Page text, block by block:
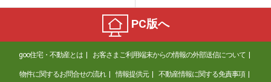
PC版へ
goo住宅・不動産とは お客さまご利用端末からの情報の外部送信について
物件に関するお問合せの流れ 情報提供元 不動産情報に関する免責事項